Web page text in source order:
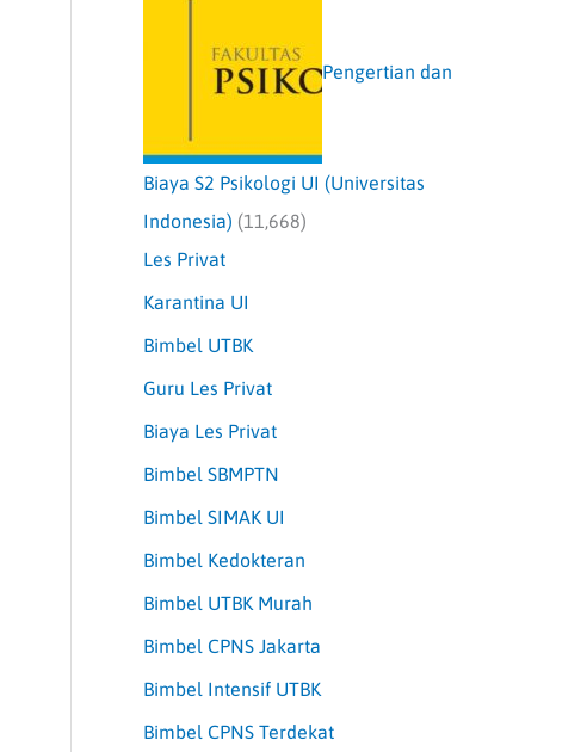
Pengertian dan
Biaya S2 Psikologi UI (Universitas
Indonesia) (11,668)
Les Privat
Karantina UI
Bimbel UTBK
Guru Les Privat
Biaya Les Privat
Bimbel SBMPTN
Bimbel SIMAK UI
Bimbel Kedokteran
Bimbel UTBK Murah
Bimbel CPNS Jakarta
Bimbel Intensif UTBK
Bimbel CPNS Terdekat